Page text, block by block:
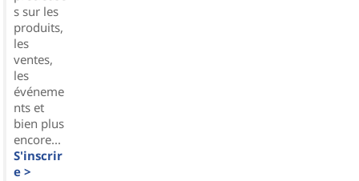
s sur les
produits,
les
ventes,
les
événeme
nts et
bien plus
encore...
S'inscrir
e >